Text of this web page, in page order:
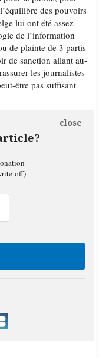
des pouvoirs
lui ont été assez
de l’information
de plainte de 3 partis
de sanction allant au-
les journalistes
être pas suffisant
close
off)